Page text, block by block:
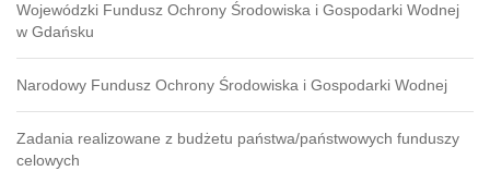
Wojewódzki Fundusz Ochrony Środowiska i Gospodarki Wodnej
w Gdańsku
Narodowy Fundusz Ochrony Środowiska i Gospodarki Wodnej
Zadania realizowane z budżetu państwa/państwowych funduszy
celowych